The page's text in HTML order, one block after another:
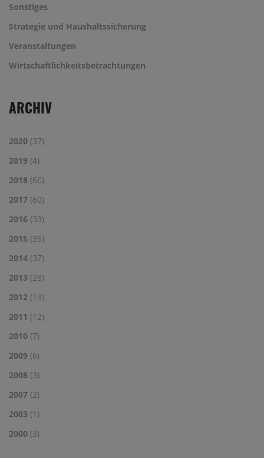
Sonstiges
Strategie und Haushaltssicherung
Veranstaltungen
Wirtschaftlichkeitsbetrachtungen
ARCHIV
2020 (37)
2019 (4)
2018 (66)
2017 (60)
2016 (33)
2015 (35)
2014 (37)
2013 (28)
2012 (19)
2011 (12)
2010 (7)
2009 (6)
2008 (3)
2007 (2)
2003 (1)
2000 (3)